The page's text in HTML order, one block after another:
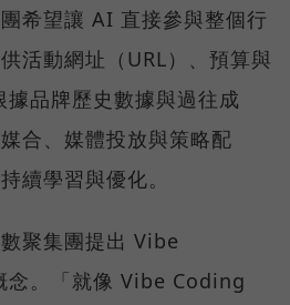
希望讓 AI 直接參與整個行
活動網址（URL）、預算與
品牌歷史數據與過往成
合、媒體投放與策略配
續學習與優化。
聚集團提出 Vibe
。「就像 Vibe Coding